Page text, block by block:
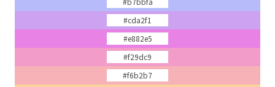
#cda2f1
#e882e5
#f29dc9
#f6b2b7